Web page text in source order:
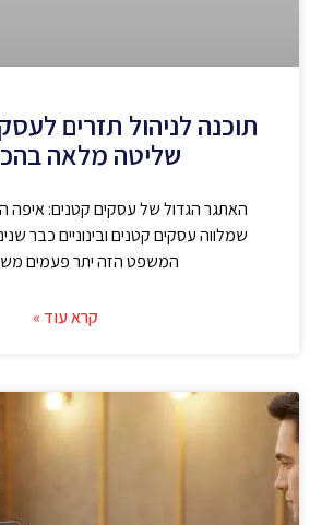
תוכנה לניהול תזרים
שליטה מלאה
האתגר הגדול של עסקים קטנים: איפה
שמלווה עסקים קטנים ובינוניים כבר
המשפט הזה יתר פעמים
קרא עוד »